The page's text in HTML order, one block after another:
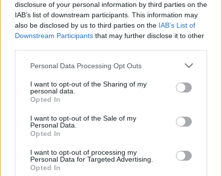
disclosure of your personal information by third parties on the
IAB’s list of downstream participants. This information may
also be disclosed by us to third parties on the IAB’s List of
Downstream Participants that may further disclose it to other
Personal Data Processing Opt Outs
I want to opt-out of the Sharing of my
personal data.
Opted In
I want to opt-out of the Sale of my
Personal Data.
Opted In
I want to opt-out of processing my
Personal Data for Targeted Advertising.
Opted In
ΣΤΗΝ ΙΔΙΑ ΚΑΤΗΓΟΡΙΑ
Γιατί δεν έσωσα το κουτάβι: Ο
με αγέλη λύκων εξηγεί γιατί
ΧΤΕΣ
ούτε γίνεται να στείλω κάποιον
κτηνίατρο σε ένα μέρος όπου υπάρχει
- Έχουν πεθάνει και έξι λυκόπουλα